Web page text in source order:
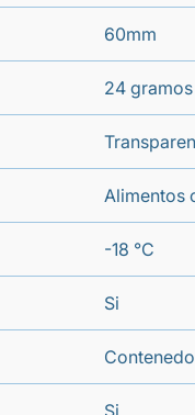
60mm
24 gramos
Alimentos
-18 °C
Si
Si